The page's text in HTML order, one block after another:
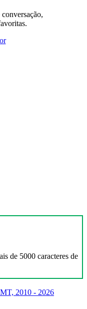
de 5000 caracteres de
2010 - 2026